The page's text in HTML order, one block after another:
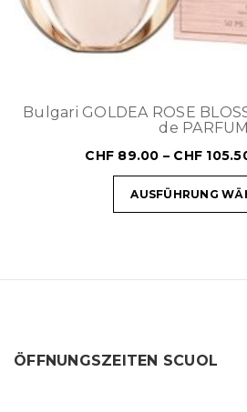
Bulgari GOLDEA ROSE
de PARFUM
CHF 89.00 – CHF
AUSFÜHRUNG
ÖFFNUNGSZEITEN SCUOL